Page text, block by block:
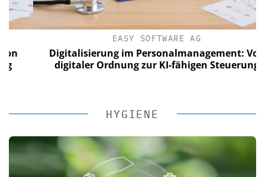
EASY SOFTWARE AG
Digitalisierung im Personalmanagement: Von
digitaler Ordnung zur KI-fähigen Steuerung
HYGIENE